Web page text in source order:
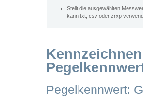
Stellt die ausgewählten
kann txt, csv oder zrxp
Pegelkennwert: